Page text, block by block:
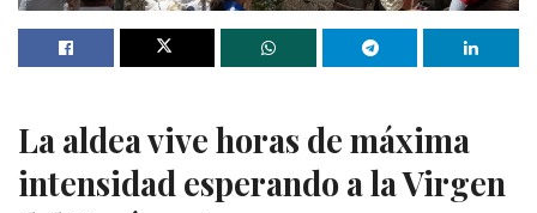
La aldea vive horas de máxima
intensidad esperando a la Virgen